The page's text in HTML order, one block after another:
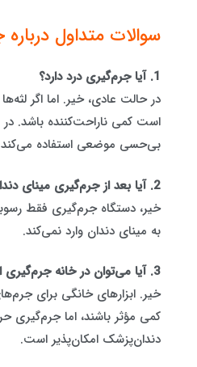
سوالات متداول
1. آیا جرم‌گیری درد دارد؟
در حالت عادی، خیر. اما اگر
است کمی ناراحت‌کننده باشد.
بی‌حسی موضعی استفاده
2. آیا بعد از جرم‌گیری مینای دندان ضعیف می‌شود؟
خیر، دستگاه جرم‌گیری فقط
به مینای دندان وارد نمی‌کند.
3. آیا می‌توان در خانه جرم‌گیری انجام داد؟
خیر. ابزارهای خانگی برای
کمی مؤثر باشند، اما جرم‌گیری
دندان‌پزشک امکان‌پذیر است.